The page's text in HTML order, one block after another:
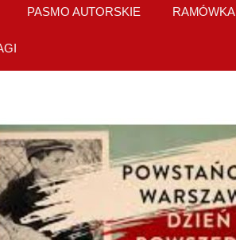
PASMO AUTORSKIE RAMÓWKA